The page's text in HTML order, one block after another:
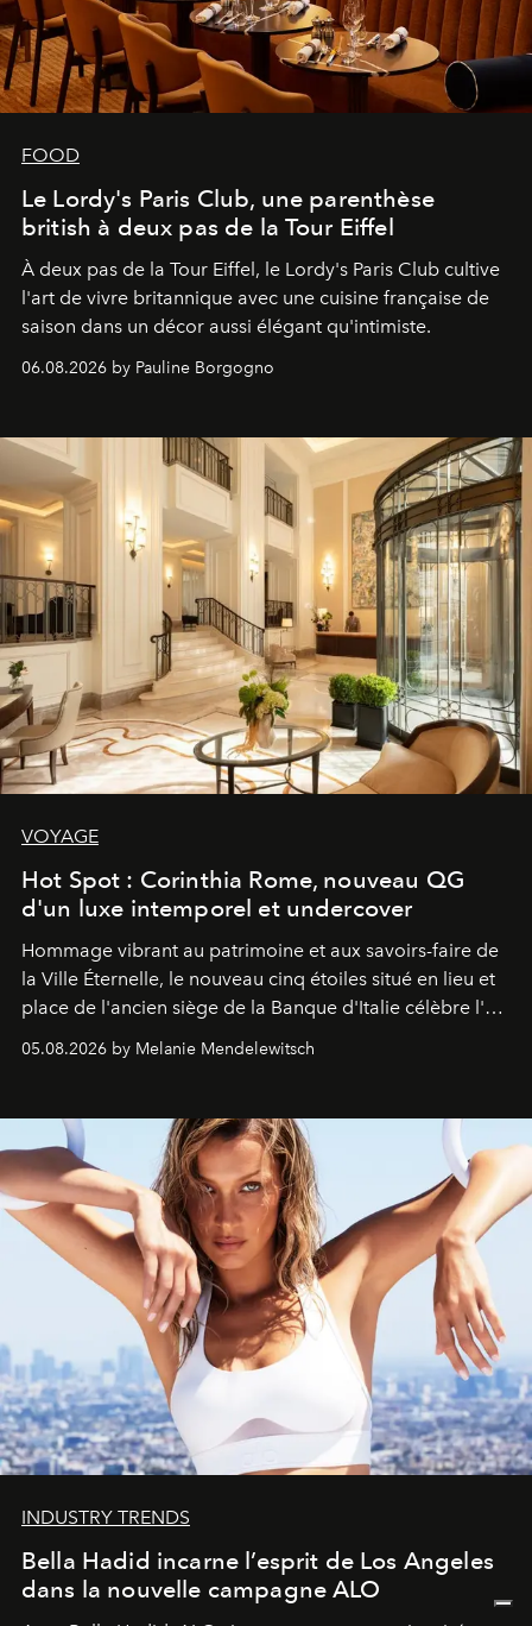
FOOD
Le Lordy's Paris Club, une parenthèse
british à deux pas de la Tour Eiffel
À deux pas de la Tour Eiffel, le Lordy's Paris Club cultive
l'art de vivre britannique avec une cuisine française de
saison dans un décor aussi élégant qu'intimiste.
06.08.2026 by Pauline Borgogno
VOYAGE
Hot Spot : Corinthia Rome, nouveau QG
d'un luxe intemporel et undercover
Hommage vibrant au patrimoine et aux savoirs-faire de
la Ville Éternelle, le nouveau cinq étoiles situé en lieu et
place de l'ancien siège de la Banque d'Italie célèbre l'art
de vivre Romain dans toute son élégance intemporelle.
05.08.2026 by Melanie Mendelewitsch
INDUSTRY TRENDS
Bella Hadid incarne l’esprit de Los Angeles
dans la nouvelle campagne ALO